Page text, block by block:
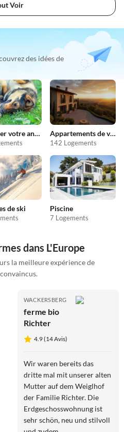
Voir
des idées de
Emmener votre animal en vacances Appartements de vacances pas chers
142 Logements
de ski Piscine
7 Logements
dans L'Europe
la meilleure expérience de
WACKERSBERG
ferme bio
Richter
4.9 (14 Avis)
Wir waren bereits das
dritte mal mit unserer alten
Mutter auf dem Weiglhof
der Familie Richter. Die
Erdgeschosswohnung ist
sehr schön, neu und stilvoll